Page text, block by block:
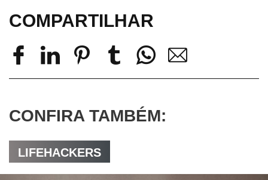
COMPARTILHAR
CONFIRA TAMBÉM:
LIFEHACKERS